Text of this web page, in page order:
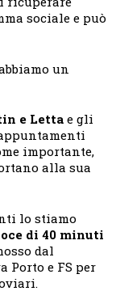
sociale e può
un
e Lettae gli
importante,
alla sua
lo stiamo
di 40 minuti
dal
Porto e FS per